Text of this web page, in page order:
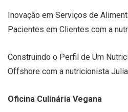
Inovação em Serviços de
Pacientes em Clientes com a
Construindo o Perfil de Um
Offshore com a nutricionista
Oficina Culinária Vegana